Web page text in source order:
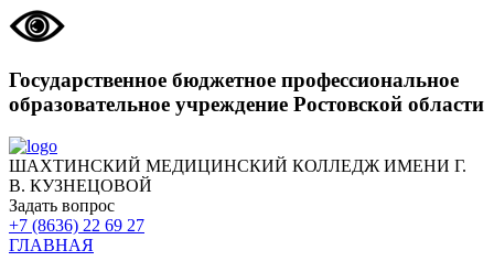
Государственное бюджетное профессиональное
образовательное учреждение Ростовской области
ШАХТИНСКИЙ МЕДИЦИНСКИЙ КОЛЛЕДЖ ИМЕНИ Г.
В. КУЗНЕЦОВОЙ
Задать вопрос
+7 (8636) 22 69 27
ГЛАВНАЯ